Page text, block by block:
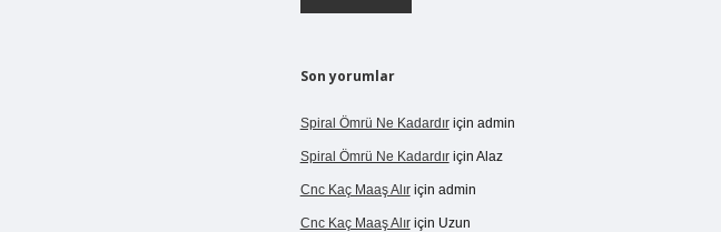
Son yorumlar
Spiral Ömrü Ne Kadardıriçin admin
Spiral Ömrü Ne Kadardıriçin Alaz
Cnc Kaç Maaş Alıriçin admin
Cnc Kaç Maaş Alıriçin Uzun